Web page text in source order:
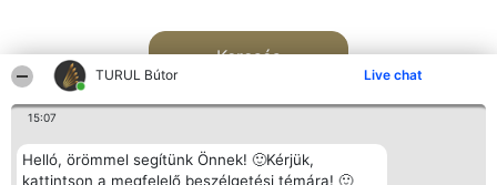
TURUL Bútor Live chat
15:07
Helló, örömmel segítünk Önnek! 🙂Kérjük,
kattintson a megfelelő beszélgetési témára! 🙂
Keresés